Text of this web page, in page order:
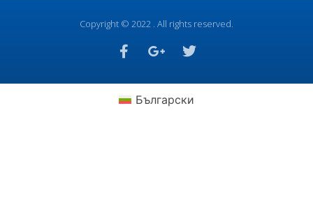
Copyright © 2022 . All rights reserved.
Български